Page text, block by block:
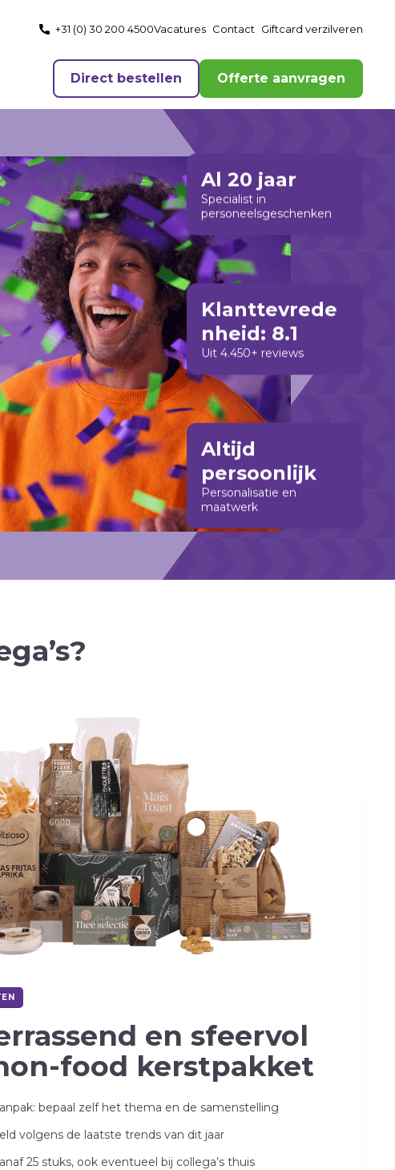
+31 (0) 30 200 4500Vacatures Contact Giftcard verzilveren
Direct bestellen Offerte aanvragen
Al 20 jaar
Specialist in
personeelsgeschenken
Klanttevrede
nheid: 8.1
Uit 4.450+ reviews
Altijd
persoonlijk
Personalisatie en
maatwerk
en sfeervol
food kerstpakket
bepaal zelf het thema en de samenstelling
volgens de laatste trends van dit jaar
25 stuks, ook eventueel bij collega’s thuis